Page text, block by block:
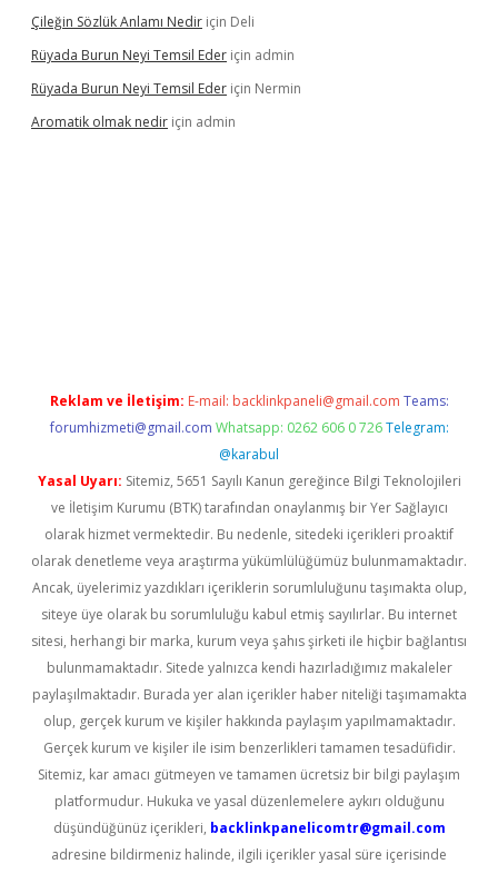
Çileğin Sözlük Anlamı Nedir için Deli
Rüyada Burun Neyi Temsil Eder için admin
Rüyada Burun Neyi Temsil Eder için Nermin
Aromatik olmak nedir için admin
Reklam ve İletişim: E-mail: backlinkpaneli@gmail.com Teams:
forumhizmeti@gmail.com Whatsapp: 0262 606 0 726 Telegram:
@karabul
Yasal Uyarı: Sitemiz, 5651 Sayılı Kanun gereğince Bilgi Teknolojileri
ve İletişim Kurumu (BTK) tarafından onaylanmış bir Yer Sağlayıcı
olarak hizmet vermektedir. Bu nedenle, sitedeki içerikleri proaktif
olarak denetleme veya araştırma yükümlülüğümüz bulunmamaktadır.
Ancak, üyelerimiz yazdıkları içeriklerin sorumluluğunu taşımakta olup,
siteye üye olarak bu sorumluluğu kabul etmiş sayılırlar. Bu internet
sitesi, herhangi bir marka, kurum veya şahıs şirketi ile hiçbir bağlantısı
bulunmamaktadır. Sitede yalnızca kendi hazırladığımız makaleler
paylaşılmaktadır. Burada yer alan içerikler haber niteliği taşımamakta
olup, gerçek kurum ve kişiler hakkında paylaşım yapılmamaktadır.
Gerçek kurum ve kişiler ile isim benzerlikleri tamamen tesadüfidir.
Sitemiz, kar amacı gütmeyen ve tamamen ücretsiz bir bilgi paylaşım
platformudur. Hukuka ve yasal düzenlemelere aykırı olduğunu
düşündüğünüz içerikleri, backlinkpanelicomtr@gmail.com
adresine bildirmeniz halinde, ilgili içerikler yasal süre içerisinde